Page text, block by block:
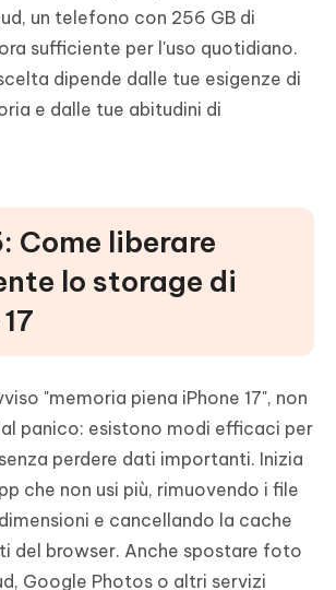
un telefono con 256 GB di
sufficiente per l'uso quotidiano.
dipende dalle tue esigenze di
e dalle tue abitudini di
Come liberare
lo storage di
"memoria piena iPhone 17", non
panico: esistono modi efficaci per
perdere dati importanti. Inizia
che non usi più, rimuovendo i file
e cancellando la cache
del browser. Anche spostare foto
Google Photos o altri servizi